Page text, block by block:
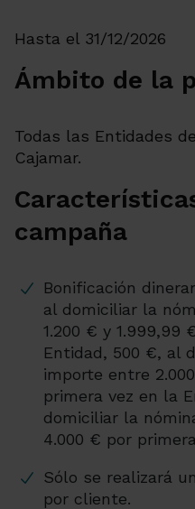
Hasta el 31/12/2026
Ámbito de la
Todas las Entidades
Cajamar.
campaña
Bonificación
al domiciliar la
1.200 € y 1.999,99
Entidad, 500 €, al
importe entre
primera vez en la
domiciliar la
4.000 € por
Sólo se realizará
por cliente.